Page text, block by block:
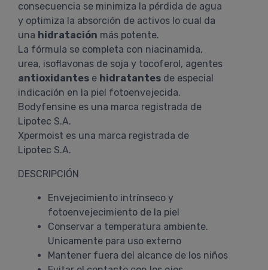
consecuencia se minimiza la pérdida de agua
y optimiza la absorción de activos lo cual da
una hidratación más potente.
La fórmula se completa con niacinamida,
urea, isoflavonas de soja y tocoferol, agentes
antioxidantes e hidratantes de especial
indicación en la piel fotoenvejecida.
Bodyfensine es una marca registrada de
Lipotec S.A.
Xpermoist es una marca registrada de
Lipotec S.A.
DESCRIPCIÓN
Envejecimiento intrínseco y
fotoenvejecimiento de la piel
Conservar a temperatura ambiente.
Unicamente para uso externo
Mantener fuera del alcance de los niños